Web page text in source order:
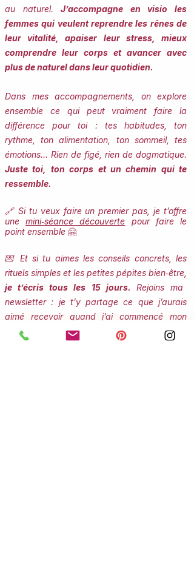
au naturel.J’accompagne en visio les
femmes qui veulent reprendre les rênes de
leur vitalité, apaiser leur stress, mieux
comprendre leur corps et avancer avec
plus de naturel dans leur quotidien.
Dans mes accompagnements, on explore
ensemble ce qui peut vraiment faire la
différence pour toi : tes habitudes, ton
rythme, ton alimentation, ton sommeil, tes
émotions… Rien de figé, rien de dogmatique.
Juste toi, ton corps et un chemin qui te
ressemble.
🔗 Si tu veux faire un premier pas, je t’offre
unemini‑séance découverte pour faire le
point ensemble 🤗
💌 Et si tu aimes les conseils concrets, les
rituels simples et les petites pépites bien‑être,
je t’écris tous les 15 jours. Rejoins ma
newsletter : je t’y partage ce que j’aurais
aimé recevoir quand j’ai commencé mon
propre chemin. Et oui… il y a un petit cadeau